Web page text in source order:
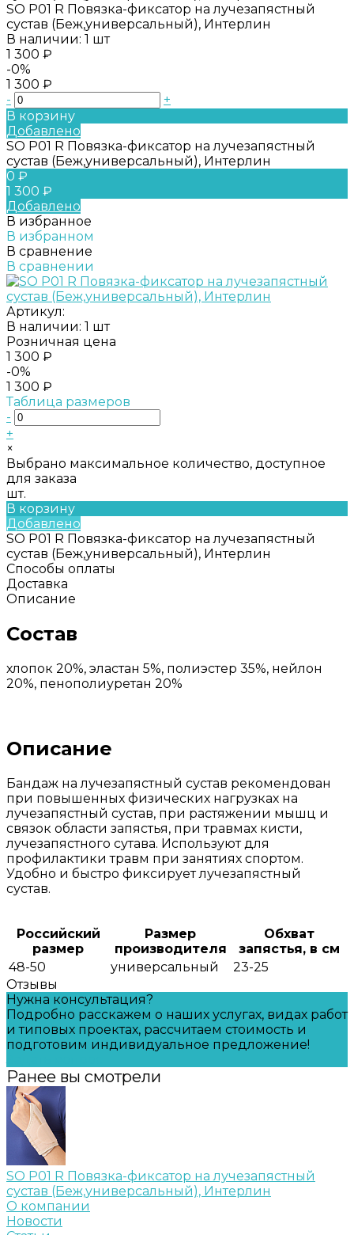
SO P01 R Повязка-фиксатор на лучезапястный
сустав (Беж,универсальный), Интерлин
В наличии: 1 шт
1 300 ₽
-0%
1 300 ₽
-
+
В корзину
Добавлено
SO P01 R Повязка-фиксатор на лучезапястный
сустав (Беж,универсальный), Интерлин
0 ₽
1 300 ₽
Добавлено
В избранное
В избранном
В сравнение
В сравнении
Артикул:
В наличии: 1 шт
Розничная цена
1 300 ₽
-0%
1 300 ₽
Таблица размеров
-
+
×
Выбрано максимальное количество, доступное
для заказа
шт.
В корзину
Добавлено
SO P01 R Повязка-фиксатор на лучезапястный
сустав (Беж,универсальный), Интерлин
Способы оплаты
Доставка
Описание
Состав
хлопок 20%, эластан 5%, полиэстер 35%, нейлон
20%, пенополиуретан 20%
Описание
Бандаж на лучезапястный сустав рекомендован
при повышенных физических нагрузках на
лучезапястный сустав, при растяжении мышц и
связок области запястья, при травмах кисти,
лучезапястного сутава. Используют для
профилактики травм при занятиях спортом.
Удобно и быстро фиксирует лучезапястный
сустав.
Российский
размер
Размер
производителя
Обхват
запястья, в см
48-50
универсальный
23-25
Отзывы
Нужна консультация?
Подробно расскажем о наших услугах, видах работ
и типовых проектах, рассчитаем стоимость и
подготовим индивидуальное предложение!
Ранее вы смотрели
SO P01 R Повязка-фиксатор на лучезапястный
сустав (Беж,универсальный), Интерлин
О компании
Новости